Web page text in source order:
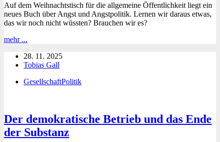
Auf dem Weihnachtstisch für die allgemeine Öffentlichkeit liegt ein
neues Buch über Angst und Angstpolitik. Lernen wir daraus etwas,
das wir noch nicht wüssten? Brauchen wir es?
mehr ...
Neßler:
Angstpolitik.
Grundgesetz
–
Von
den
28. 11. 2025
Tobias Gall
GesellschaftPolitik
Der demokratische Betrieb und das Ende
der Substanz